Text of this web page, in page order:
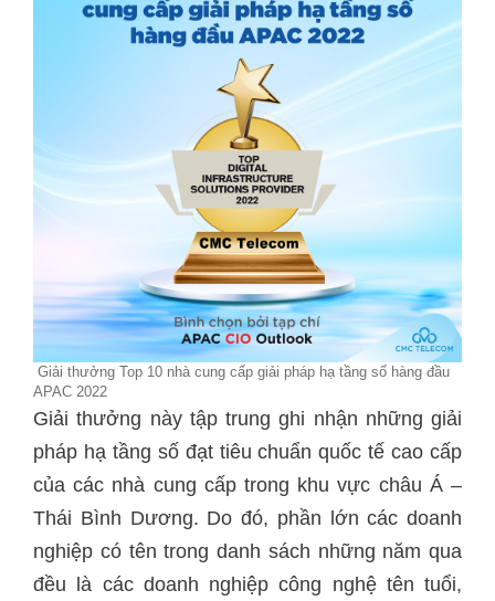
Giải thưởng Top 10 nhà cung cấp giải pháp hạ tầng số hàng đầu
APAC 2022
Giải thưởng này tập trung ghi nhận những giải
pháp hạ tầng số đạt tiêu chuẩn quốc tế cao cấp
của các nhà cung cấp trong khu vực châu Á –
Thái Bình Dương. Do đó, phần lớn các doanh
nghiệp có tên trong danh sách những năm qua
đều là các doanh nghiệp công nghệ tên tuổi,